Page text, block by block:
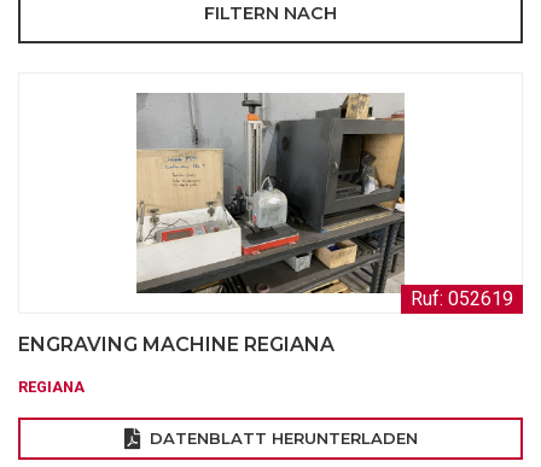
Ruf: 052619
ENGRAVING MACHINE REGIANA
REGIANA
DATENBLATT HERUNTERLADEN
FILTERN NACH